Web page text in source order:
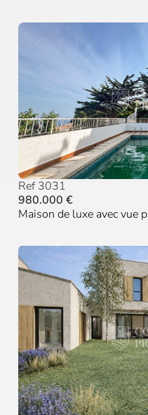
Ref 3031
980.000 €
Maison de luxe avec vue